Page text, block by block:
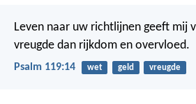
Leven naar uw richtlijnen geeft mij
vreugde dan rijkdom en overvloed.
Psalm 119:14 wet geld vreugde